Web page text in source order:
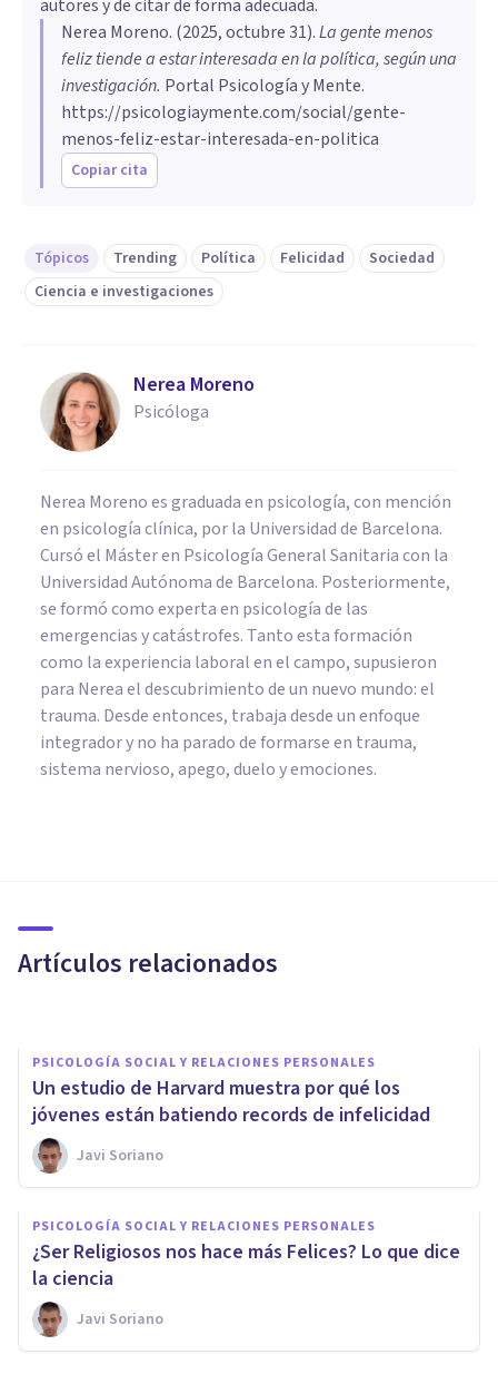
autores y de citar de forma adecuada.
Nerea Moreno. (2025, octubre 31).La gente menos
feliz tiende a estar interesada en la política, según una
investigación. Portal Psicología y Mente.
https://psicologiaymente.com/social/gente-
menos-feliz-estar-interesada-en-politica
Copiar cita
Tópicos Trending Política Felicidad
Sociedad
Ciencia e investigaciones
Nerea Moreno
Psicóloga
Nerea Moreno es graduada en psicología, con mención
en psicología clínica, por la Universidad de Barcelona.
Cursó el Máster en Psicología General Sanitaria con la
Universidad Autónoma de Barcelona. Posteriormente,
se formó como experta en psicología de las
emergencias y catástrofes. Tanto esta formación
como la experiencia laboral en el campo, supusieron
para Nerea el descubrimiento de un nuevo mundo: el
trauma. Desde entonces, trabaja desde un enfoque
integrador y no ha parado de formarse en trauma,
sistema nervioso, apego, duelo y emociones.
Artículos relacionados
tienden a gastar más dinero
PSICOLOGÍA SOCIAL Y RELACIONES PERSONALES
Un estudio de Harvard muestra por qué los
jóvenes están batiendo records de infelicidad
Javi Soriano
PSICOLOGÍA SOCIAL Y RELACIONES PERSONALES
¿Ser Religiosos nos hace más Felices? Lo que dice
la ciencia
Javi Soriano
PSICOLOGÍA SOCIAL Y RELACIONES PERSONALES
Las mujeres son percibidas
como moralmente superiores a
los hombres, según un estudio
Javi Soriano